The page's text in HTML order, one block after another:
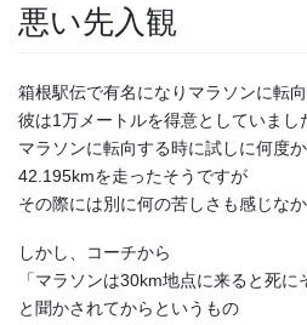
悪い先入観
箱根駅伝で有名になりマラソンに転
彼は1万メートルを得意としていまし
マラソンに転向する時に試しに何度か
42.195kmを走ったそうですが
その際には別に何の苦しさも感じなか
しかし、コーチから
「マラソンは30km地点に来ると死に
と聞かされてからというもの